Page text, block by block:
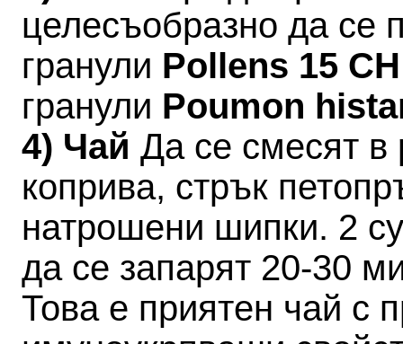
целесъобразно да се
гранули Pollens 15
гранули Poumon
4) Чай Да се смесят в
коприва, стрък
натрошени шипки. 2
да се запарят 20-30
Това е приятен чай с